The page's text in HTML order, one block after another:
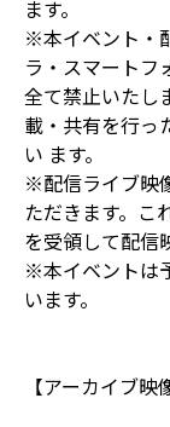
ます。
※本イベント・
ラ・スマートフ
全て禁止いたし
載・共有を行っ
い ます。
※配信ライブ映
ただきます。こ
を受領して配信
※本イベントは
います。
【アーカイブ映